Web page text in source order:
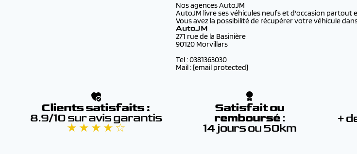
Nos agences AutoJM
AutoJM livre ses véhicules neufs et d'occasion partout
Vous avez la possibilité de récupérer votre véhicule
AutoJM
271 rue de la Basinière
90120 Morvillars
Tel : 0381363030
Mail : [email protected]
Clients satisfaits :
8.9/10 sur avis garantis
★ ★ ★ ★ ☆
Satisfait ou
remboursé :
14 jours ou 50km
+